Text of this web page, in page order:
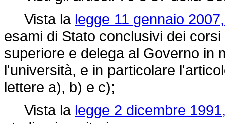
Vista la legge 11 gennaio
esami di Stato conclusivi dei
superiore e delega al Governo in
l'università, e in particolare
lettere a), b) e c);
Vista la legge 2 dicembre